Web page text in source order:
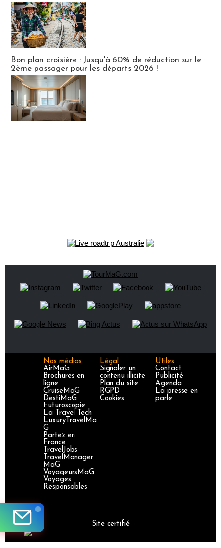
Bon plan croisière : Jusqu'à 60% de réduction sur le
2ème passager pour les départs 2026 !
Nos médias
AirMaG
Brochures en
ligne
CruiseMaG
DestiMaG
Futuroscopie
La Travel Tech
LuxuryTravelMa
G
Partez en
France
TravelJobs
TravelManager
MaG
VoyageursMaG
Voyages
Responsables
Légal
Signaler un
contenu illicite
Plan du site
RGPD
Cookies
Utiles
Contact
Publicité
Agenda
La presse en
parle
Site certifié